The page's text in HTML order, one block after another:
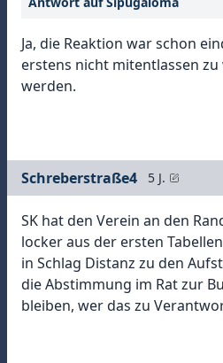
Ja, die Reaktion war schon
erstens nicht mitentlassen
werden.
Schreberstraße4 5 J.
SK hat den Verein an den
locker aus der ersten
in Schlag Distanz zu den
die Abstimmung im Rat zur
bleiben, wer das zu